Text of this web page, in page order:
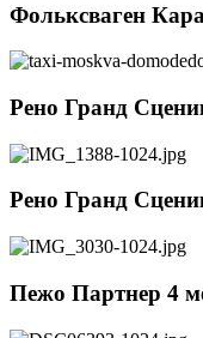
Фольксваген
Рено Гранд
Рено Гранд
Пежо Партнер 4